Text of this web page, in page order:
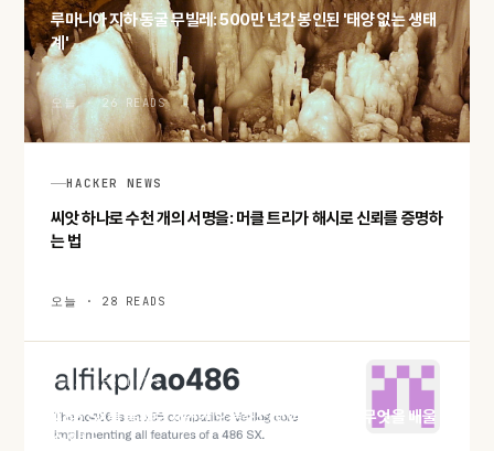
루마니아 지하 동굴 무빌레: 500만 년간 봉인된 '태양 없는 생태
계'
오늘 · 26 READS
HACKER NEWS
씨앗 하나로 수천 개의 서명을: 머클 트리가 해시로 신뢰를 증명하
는 법
오늘 · 28 READS
HACKER NEWS
486 SX를 통째로 재현한 오픈소스 코어 ao486, 무엇을 배울
수 있나